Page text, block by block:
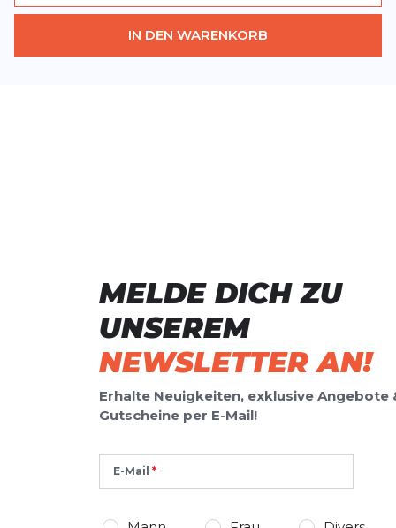
IN DEN WARENKORB
MELDE DICH ZU
UNSEREM
NEWSLETTER AN!
Erhalte Neuigkeiten, exklusive Angebote
Gutscheine per E-Mail!
E-Mail